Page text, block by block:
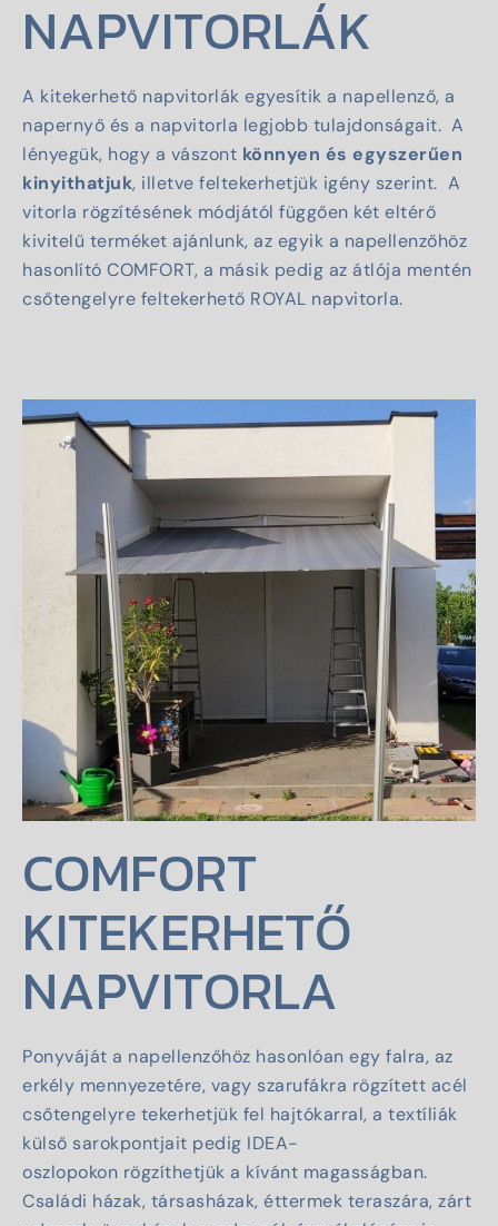
NAPVITORLÁK
A kitekerhető napvitorlák egyesítik a napellenző, a
napernyő és a napvitorla legjobb tulajdonságait. A
lényegük, hogy a vászont könnyen és egyszerűen
kinyithatjuk, illetve feltekerhetjük igény szerint. A
vitorla rögzítésének módjától függően két eltérő
kivitelű terméket ajánlunk, az egyik a napellenzőhöz
hasonlító COMFORT, a másik pedig az átlója mentén
csőtengelyre feltekerhető ROYAL napvitorla.
COMFORT
KITEKERHETŐ
NAPVITORLA
Ponyváját a napellenzőhöz hasonlóan egy falra, az
erkély mennyezetére, vagy szarufákra rögzített acél
csőtengelyre tekerhetjük fel hajtókarral, a textíliák
külső sarokpontjait pedig IDEA-
oszlopokon rögzíthetjük a kívánt magasságban.
Családi házak, társasházak, éttermek teraszára, zárt